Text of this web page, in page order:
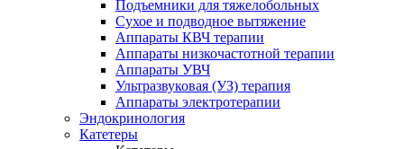
Подъемники для тяжелобольных
Сухое и подводное вытяжение
Аппараты КВЧ терапии
Аппараты низкочастотной терапии
Аппараты УВЧ
Ультразвуковая (УЗ) терапия
Аппараты электротерапии
Эндокринология
Катетеры